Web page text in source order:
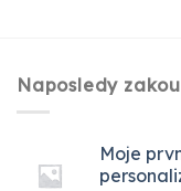
Naposledy
Moje